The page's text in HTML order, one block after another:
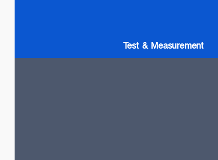
Test & Measurement